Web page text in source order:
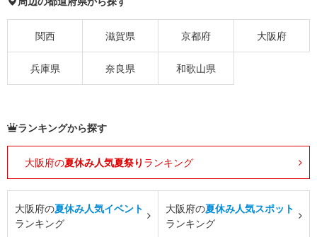
関西 滋賀県 京都府 大阪府
兵庫県 奈良県 和歌山県
ランキングから探す
大阪府の夏休み人気夏祭り ランキング
大阪府の夏休み人気イベント
ランキング
大阪府の夏休み人気スポット
ランキング